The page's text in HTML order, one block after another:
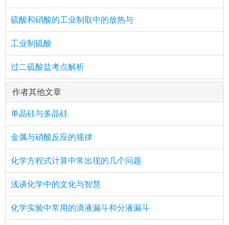
硫酸和硝酸的工业制取中的放热与
工业制硫酸
过二硫酸盐考点解析
作者其他文章
单晶硅与多晶硅
金属与硝酸反应的规律
化学方程式计算中常出现的几个问题
浅谈化学中的文化与智慧
化学实验中常用的滴液漏斗和分液漏斗